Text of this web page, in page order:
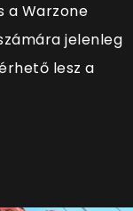
a Warzone
jelenleg
lesz a